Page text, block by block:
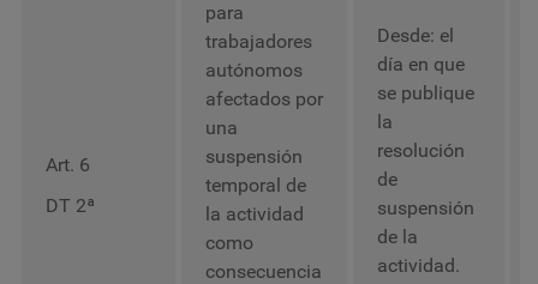
Art. 6
DT 2ª
para
trabajadores
autónomos
afectados por
una
suspensión
temporal de
la actividad
como
consecuencia
Desde: el
día en que
se publique
la
resolución
de
suspensión
de la
actividad.